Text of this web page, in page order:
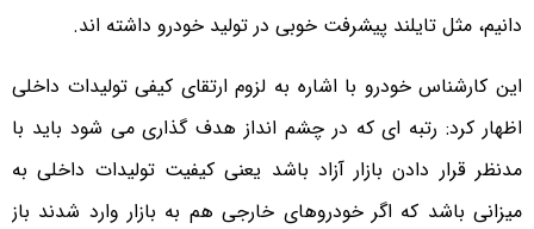
دانیم، مثل تایلند پیشرفت خوبی در تولید خودرو داشته اند.
این کارشناس خودرو با اشاره به لزوم ارتقای کیفی تولیدات داخلی
اظهار کرد: رتبه ای که در چشم انداز هدف گذاری می شود باید با
مدنظر قرار دادن بازار آزاد باشد یعنی کیفیت تولیدات داخلی به
میزانی باشد که اگر خودروهای خارجی هم به بازار وارد شدند باز